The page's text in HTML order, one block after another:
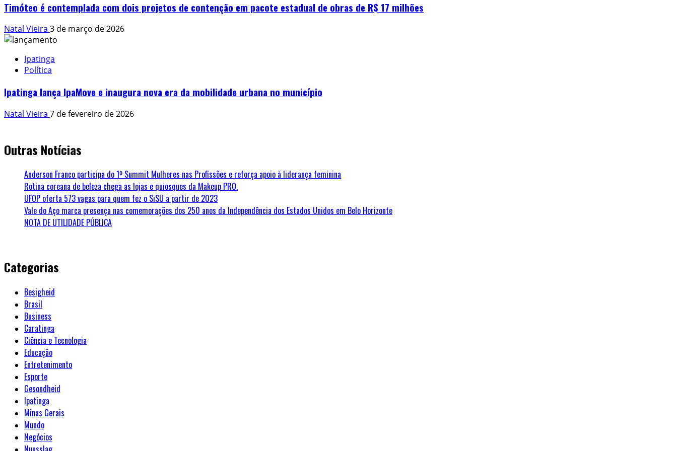
Timóteo é contemplada com dois projetos de contenção em pacote estadual de obras de R$ 17 milhões
Natal Vieira 3 de março de 2026
Ipatinga
Política
Ipatinga lança IpaMove e inaugura nova era da mobilidade urbana no município
Natal Vieira 7 de fevereiro de 2026
Outras Notícias
Anderson Franco participa do 1º Summit Mulheres nas Profissões e reforça apoio à liderança feminina
Rotina coreana de beleza chega as lojas e quiosques da Makeup PRO.
UFOP oferta 573 vagas para quem fez o SiSU a partir de 2023
Vale do Aço marca presença nas comemorações dos 250 anos da Independência dos Estados Unidos em Belo Horizonte
NOTA DE UTILIDADE PÚBLICA
Categorias
Besigheid
Brasil
Business
Caratinga
Ciência e Tecnologia
Educação
Entretenimento
Esporte
Gesondheid
Ipatinga
Minas Gerais
Mundo
Negócios